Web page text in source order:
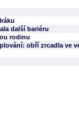
další bariéru
rodinu
obří zrcadla ve